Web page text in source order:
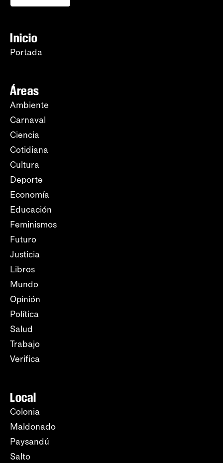
Inicio
Portada
Áreas
Ambiente
Carnaval
Ciencia
Cotidiana
Cultura
Deporte
Economía
Educación
Feminismos
Futuro
Justicia
Libros
Mundo
Opinión
Política
Salud
Trabajo
Verifica
Local
Colonia
Maldonado
Paysandú
Salto